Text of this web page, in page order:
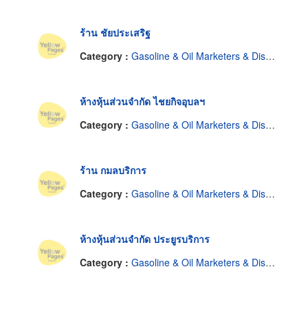
ร้าน ชัยประเสริฐ
Category : Gasoline & Oil Marketers & Distributors
ห้างหุ้นส่วนจำกัด ไชยกิจอุบลฯ
Category : Gasoline & Oil Marketers & Distributors
ร้าน กมลบริการ
Category : Gasoline & Oil Marketers & Distributors
ห้างหุ้นส่วนจำกัด ประยูรบริการ
Category : Gasoline & Oil Marketers & Distributors